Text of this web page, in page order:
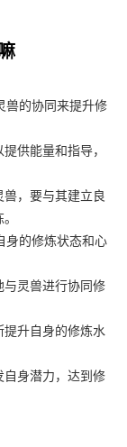
兽的协同来提升修
供能量和指导，
，要与其建立良
身的修炼状态和心
灵兽进行协同修
升自身的修炼水
身潜力，达到修